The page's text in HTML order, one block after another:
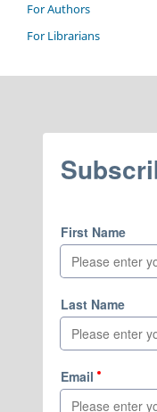
For Authors
For Librarians